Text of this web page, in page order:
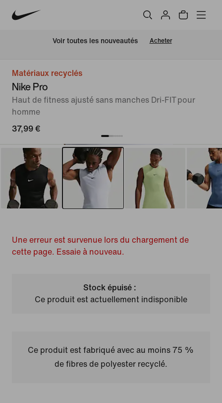
Voir toutes les nouveautés Acheter
Matériaux recyclés
Nike Pro
Haut de fitness ajusté sans manches Dri-FIT pour
homme
37,99 €
Une erreur est survenue lors du chargement de
cette page. Essaie à nouveau.
Stock épuisé :
Ce produit est actuellement indisponible
Ce produit est fabriqué avec au moins 75 %
de fibres de polyester recyclé.